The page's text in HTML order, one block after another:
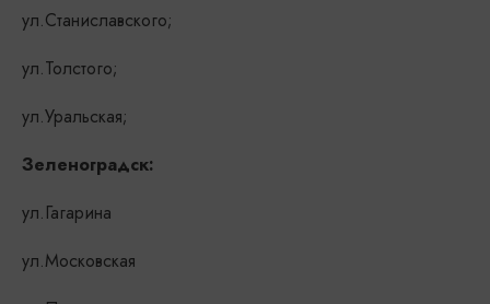
ул.Станиславского;
ул.Толстого;
ул.Уральская;
Зеленоградск:
ул.Гагарина
ул.Московская